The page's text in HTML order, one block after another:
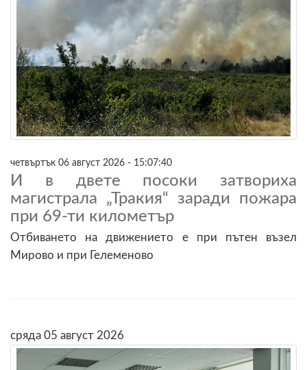
четвъртък 06 август 2026 - 15:07:40
И в двете посоки затвориха
магистрала „Тракия“ заради пожара
при 69-ти километър
Отбиването на движението е при пътен възел
Мирово и при Гелеменово
сряда 05 август 2026